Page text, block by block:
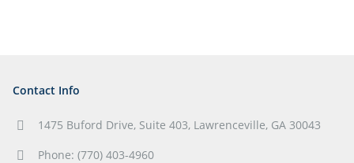
Contact Info
1475 Buford Drive, Suite 403, Lawrenceville, GA 30043
Phone: (770) 403-4960